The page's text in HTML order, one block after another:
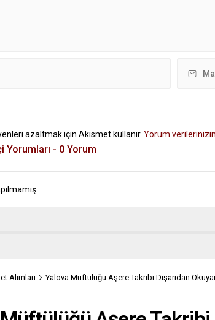
azaltmak için Akismet kullanır. Yorum
Yorumları - 0 Yorum
Alımları Yalova Müftülüğü Aşere Takribi Dışarıdan